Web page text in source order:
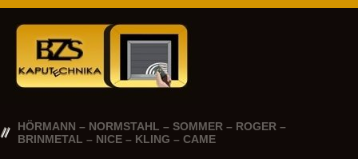
HÖRMANN – NORMSTAHL – SOMMER – ROGER –
BRINMETAL – NICE – KLING – CAME